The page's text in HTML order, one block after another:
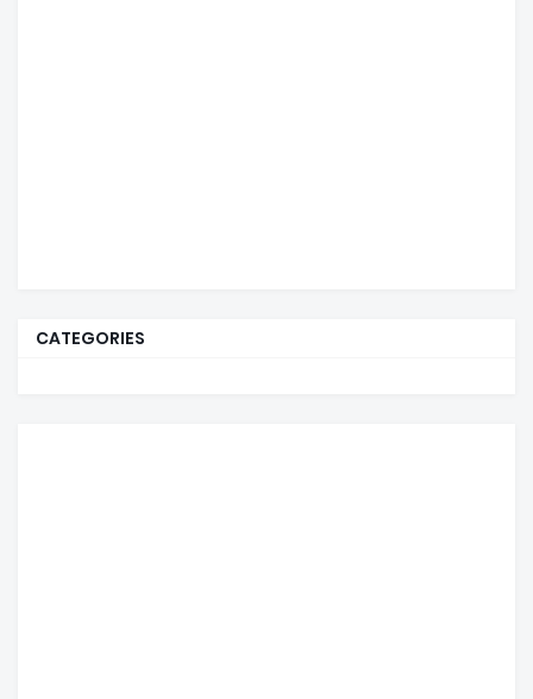
CATEGORIES